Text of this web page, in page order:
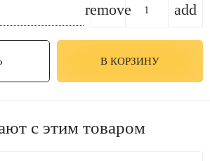
remove add
В КОРЗИНУ
с этим товаром